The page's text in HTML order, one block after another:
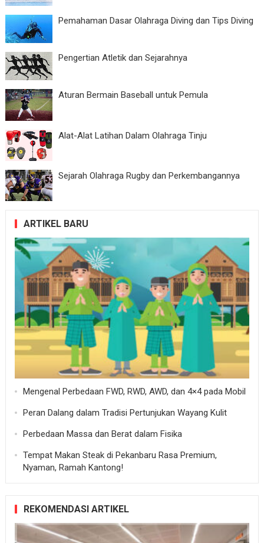
Pemahaman Dasar Olahraga Diving dan Tips Diving
Pengertian Atletik dan Sejarahnya
Aturan Bermain Baseball untuk Pemula
Alat-Alat Latihan Dalam Olahraga Tinju
Sejarah Olahraga Rugby dan Perkembangannya
ARTIKEL BARU
Mengenal Perbedaan FWD, RWD, AWD, dan 4×4 pada Mobil
Peran Dalang dalam Tradisi Pertunjukan Wayang Kulit
Perbedaan Massa dan Berat dalam Fisika
Tempat Makan Steak di Pekanbaru Rasa Premium,
Nyaman, Ramah Kantong!
REKOMENDASI ARTIKEL